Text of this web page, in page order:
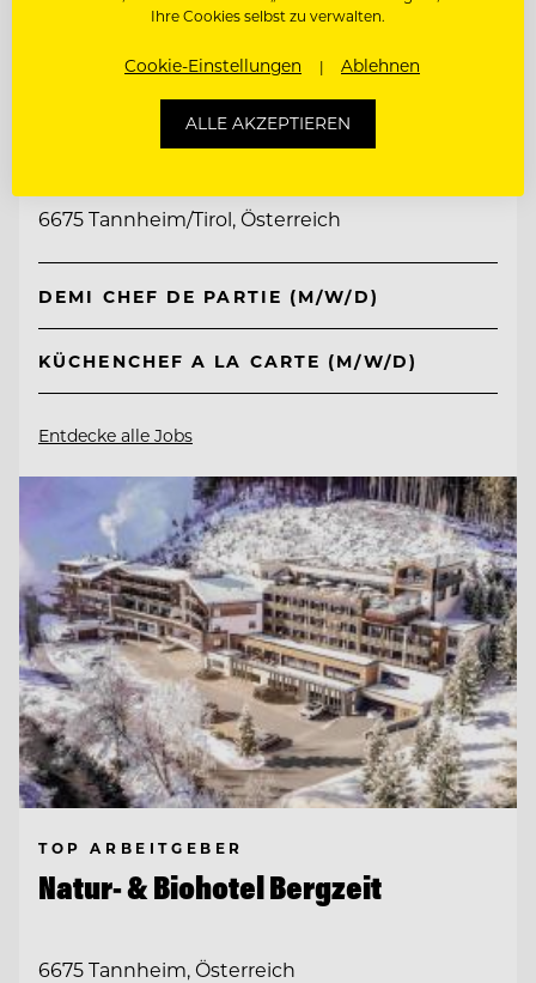
TOP ARBEITGEBER
Jungbrunn - Der Gutzeitort
6675 Tannheim/Tirol, Österreich
DEMI CHEF DE PARTIE (M/W/D)
KÜCHENCHEF A LA CARTE (M/W/D)
Entdecke alle Jobs
TOP ARBEITGEBER
Natur- & Biohotel Bergzeit
6675 Tannheim, Österreich
Ihre Cookies selbst zu verwalten.
Cookie-Einstellungen Ablehnen
ALLE AKZEPTIEREN